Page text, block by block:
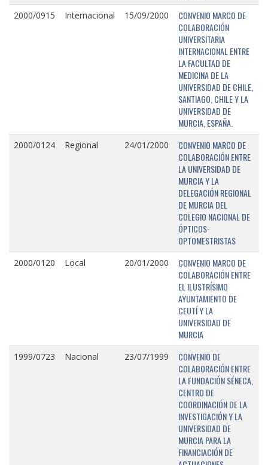
2000/0915 Internacional 15/09/2000
CONVENIO MARCO DE
COLABORACIÓN
UNIVERSITARIA
INTERNACIONAL ENTRE
LA FACULTAD DE
MEDICINA DE LA
UNIVERSIDAD DE CHILE,
SANTIAGO, CHILE Y LA
UNIVERSIDAD DE
MURCIA, ESPAÑA.
2000/0124 Regional 24/01/2000
CONVENIO MARCO DE
COLABORACIÓN ENTRE
LA UNIVERSIDAD DE
MURCIA Y LA
DELEGACIÓN REGIONAL
DE MURCIA DEL
COLEGIO NACIONAL DE
ÓPTICOS-
OPTOMESTRISTAS
2000/0120 Local 20/01/2000
CONVENIO MARCO DE
COLABORACIÓN ENTRE
EL ILUSTRÍSIMO
AYUNTAMIENTO DE
CEUTÍ Y LA
UNIVERSIDAD DE
MURCIA
1999/0723 Nacional 23/07/1999
CONVENIO DE
COLABORACIÓN ENTRE
LA FUNDACIÓN SÉNECA,
CENTRO DE
COORDINACIÓN DE LA
INVESTIGACIÓN Y LA
UNIVERSIDAD DE
MURCIA PARA LA
FINANCIACIÓN DE